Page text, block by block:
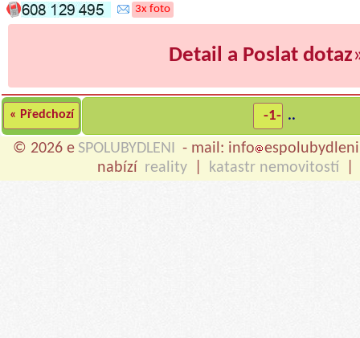
3x foto
Detail a Poslat dotaz
« Předchozí -1- ..
© 2026 e SPOLUBYDLENI - mail: info
nabízí reality katastr nemovitostí